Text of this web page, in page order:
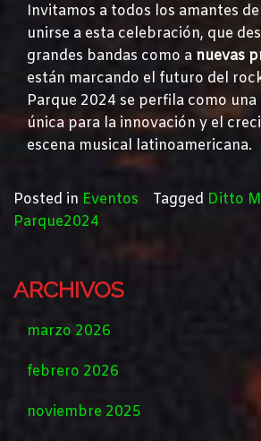
Invitamos a todos los amantes
unirse a esta celebración, que
grandes bandas como a nuevas
están marcando el futuro del
Parque 2024 se perfila como
única para la innovación y el
escena musical latinoamericana.
Posted in Eventos Tagged Ditto
Parque2024
ARCHIVOS
marzo 2026
febrero 2026
noviembre 2025